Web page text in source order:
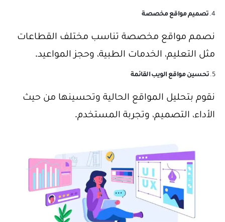
4. تصميم مواقع مخصصة
نصمم مواقع مخصصة تناسب مختلف القطاعات
مثل التعليم، الخدمات الطبية، وحجز المواعيد.
5. تحسين مواقع الويب القائمة
نقوم بتحليل المواقع الحالية وتحسينها من حيث
الأداء، التصميم، وتجربة المستخدم.